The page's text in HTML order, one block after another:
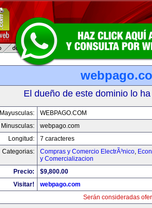
El dueño de este dominio lo
Mayusculas:
WEBPAGO.COM
Minusculas:
webpago.com
Longitud:
7 caracteres
Categorias:
Compras y Comercio ElectrÃ³nico,
y Comercializacion
Precio:
$9,800.00
Visitar!
webpago.com
Serán consideradas